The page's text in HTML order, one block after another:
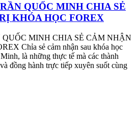
QUỐC MINH CHIA SẺ
KHÓA HỌC FOREX
MINH CHIA SẺ CẢM NHẬN
Chỉa sẻ cảm nhận sau khóa học
là những thực tế mà các thành
đồng hành trực tiếp xuyên suốt cùng